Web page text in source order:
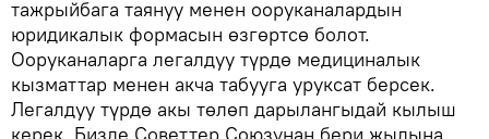
тажрыйбага таянуу менен ооруканалардын
юридикалык формасын өзгөртсө болот.
Ооруканаларга легалдуу түрдө медициналык
кызматтар менен акча табууга уруксат берсек.
Легалдуу түрдө акы төлөп дарылангыдай кылыш